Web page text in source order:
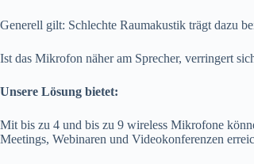
Generell gilt: Schlechte Raumakustik trägt dazu
Ist das Mikrofon näher am Sprecher, verringert
Unsere Lösung bietet:
Mit bis zu 4 und bis zu 9 wireless Mikrofone
Meetings, Webinaren und Videokonferenzen